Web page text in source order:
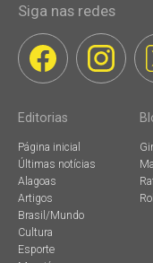
Siga nas redes
Editorias
Página inicial
Últimas notícias
Alagoas
Artigos
Brasil/Mundo
Cultura
Esporte